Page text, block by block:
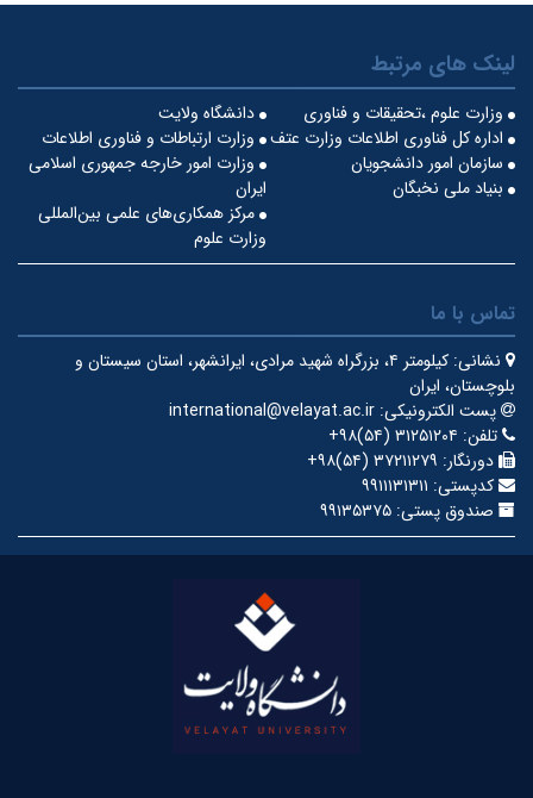
لینک های مرتبط
دانشگاه ولایت
وزارت علوم ،تحقیقات و فناوری
وزارت ارتباطات و فناوری اطلاعات
اداره کل فناوری اطلاعات وزارت عتف
وزارت امور خارجه جمهوری اسلامی
ایران
سازمان امور دانشجویان
بنیاد ملی نخبگان
مرکز همکاری‌های علمی بین‌المللی
وزارت علوم
تماس با ما
نشانی:
کیلومتر ۴، بزرگراه شهید مرادی، ایرانشهر، استان سیستان و
بلوچستان، ایران
پست الکترونیکی: international@velayat.ac.ir
تلفن: ‎+۹۸(۵۴) ۳۱۲۵۱۲۰۴
دورنگار: ‎+۹۸(۵۴) ۳۷۲۱۱۲۷۹
کدپستی: ۹۹۱۱۱۳۱۳۱۱
صندوق پستی: ۹۹۱۳۵۳۷۵